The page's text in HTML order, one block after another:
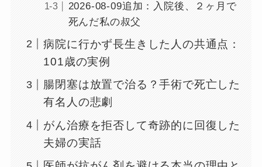
2026-08-09追加：入院後、２ヶ月で
死んだ私の叔父
病院に行かず長生きした人の共通点：
101歳の実例
腸閉塞は放置で治る？手術で死亡した
有名人の悲劇
がん治療を拒否して奇跡的に回復した
夫婦の実話